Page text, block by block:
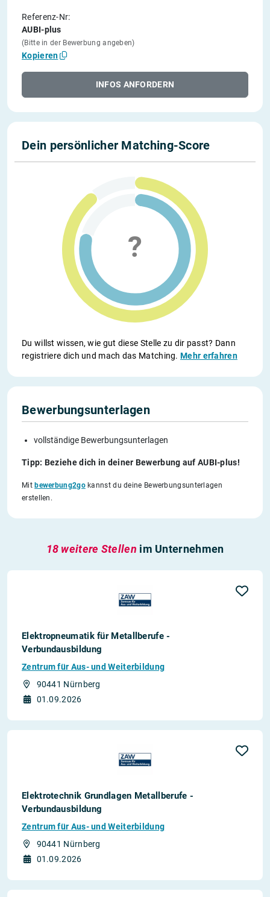
Referenz-Nr:
AUBI-plus
(Bitte in der Bewerbung angeben)
Kopieren
INFOS ANFORDERN
Dein persönlicher Matching-Score
Du willst wissen, wie gut diese Stelle zu dir passt? Dann
registriere dich und mach das Matching.Mehr erfahren
Bewerbungsunterlagen
vollständige Bewerbungsunterlagen
Tipp: Beziehe dich in deiner Bewerbung auf AUBI-plus!
Mit bewerbung2gokannst du deine Bewerbungsunterlagen
erstellen.
18 weitere Stellen im Unternehmen
Elektropneumatik für Metallberufe -
Verbundausbildung
Zentrum für Aus- und Weiterbildung
90441 Nürnberg
01.09.2026
Elektrotechnik Grundlagen Metallberufe -
Verbundausbildung
Zentrum für Aus- und Weiterbildung
90441 Nürnberg
01.09.2026